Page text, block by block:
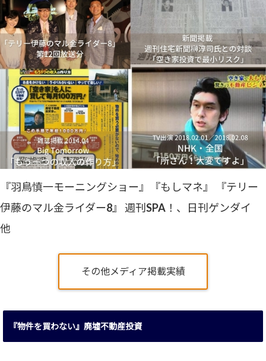
『羽鳥慎一モーニングショー』『もしマネ』 『テリー
伊藤のマル金ライダー8』 週刊SPA！、日刊ゲンダイ
他
その他メディア掲載実績
『物件を買わない』廃墟不動産投資